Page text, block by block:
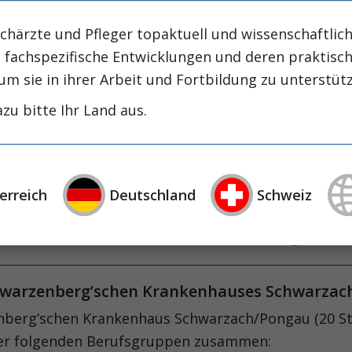
news intensivmedizin
mangelernährung masld
niereninsuffizienz
präzisionstherapie
Krankenhaus in
500 systemisierten Betten das zweitgrößte
Intensivstation an der Internen Abteilung eröffnet.
Krankenhauses
Krankenhaus Schwarzach/Pongau
folgenden Berufsgruppen zusammen:
und Pfleger topaktuell und
Entwicklungen und deren
sie in ihrer Arbeit und Fortbildung zu
bitte Ihr Land aus.
Deutschland Schweiz